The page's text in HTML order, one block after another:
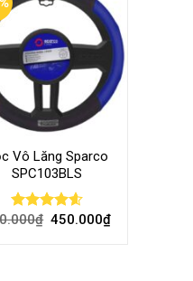
Vô Lăng Sparco
SPC103BLS
Rated4.57
₫ 450.000₫